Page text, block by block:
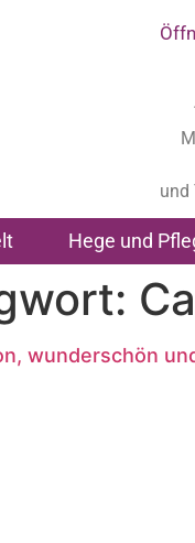
und
Hege und
wunderschön